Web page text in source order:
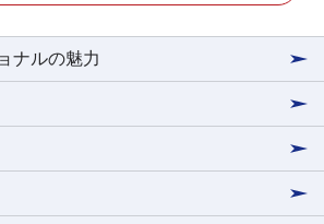
ナルの魅力